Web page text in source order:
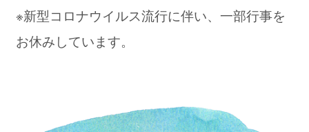
※新型コロナウイルス流行に伴い、一部行事を
お休みしています。